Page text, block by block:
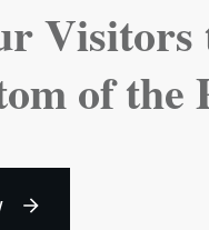
Visitors
of the